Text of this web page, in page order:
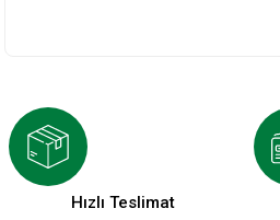
Hızlı Teslimat